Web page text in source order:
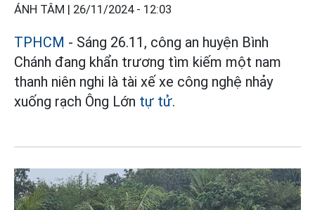
ÁNH TÂM | 26/11/2024 - 12:03
TPHCM - Sáng 26.11, công an huyện Bình
Chánh đang khẩn trương tìm kiếm một nam
thanh niên nghi là tài xế xe công nghệ nhảy
xuống rạch Ông Lớn tự tử.